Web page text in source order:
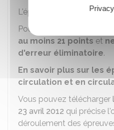
L'épreuve CIR dure
32
Pour être reçu à l'épreuve
au moins 21 points et
d'erreur éliminatoire.
En savoir plus sur les
circulation et en
Vous pouvez télécharger
23 avril 2012 qui précise
déroulement des